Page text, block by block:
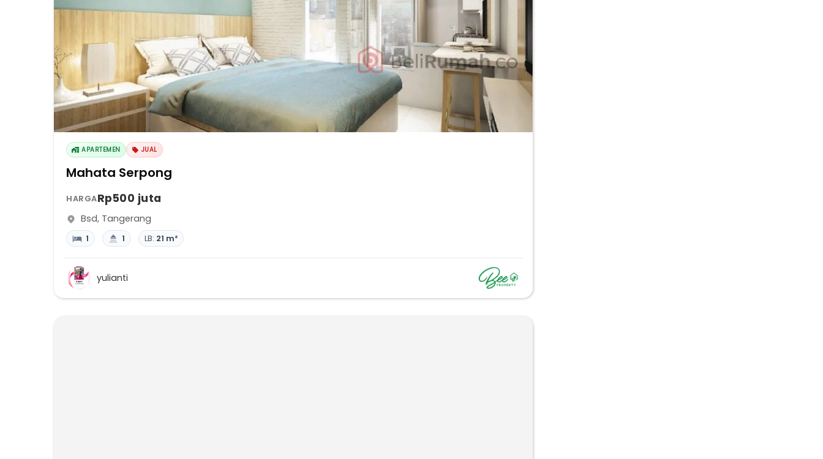
APARTEMEN JUAL
Mahata Serpong
HARGARp500 juta
Bsd, Tangerang
1 1 LB: 21 m²
yulianti